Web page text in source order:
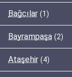
Bağcılar (1)
Bayrampaşa (2)
Ataşehir (4)